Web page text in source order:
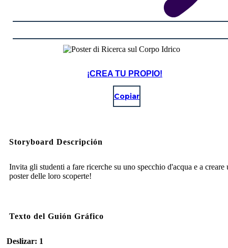
¡CREA TU PROPIO!
Copiar
Storyboard Descripción
Invita gli studenti a fare ricerche su uno specchio d'acqua e a creare
poster delle loro scoperte!
Texto del Guión Gráfico
Deslizar: 1